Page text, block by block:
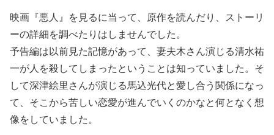
映画『悪人』を見るに当って、原作を読んだり、ストーリ
ーの詳細を調べたりはしませんでした。
予告編は以前見た記憶があって、妻夫木さん演じる清水祐
一が人を殺してしまったということは知っていました。そ
して深津絵里さんが演じる馬込光代と愛し合う関係になっ
て、そこから苦しい恋愛が進んでいくのかなと何となく想
像をしていました。